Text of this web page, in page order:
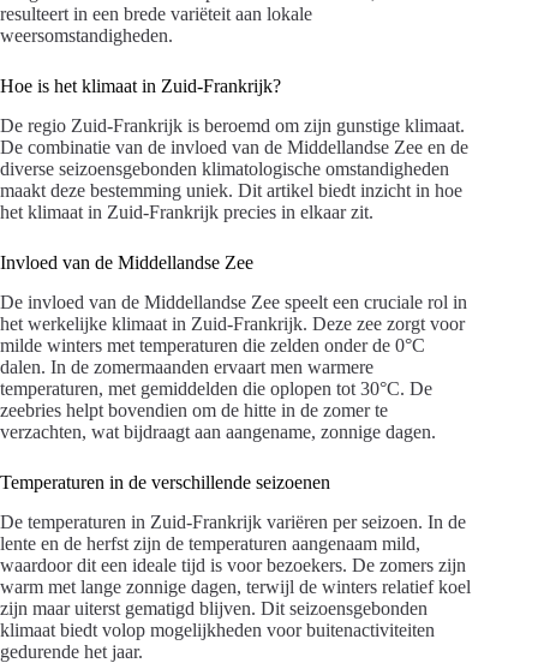
resulteert in een brede variëteit aan lokale
weersomstandigheden.
Hoe is het klimaat in Zuid-Frankrijk?
De regio Zuid-Frankrijk is beroemd om zijn gunstige klimaat.
De combinatie van de invloed van de Middellandse Zee en de
diverse seizoensgebonden klimatologische omstandigheden
maakt deze bestemming uniek. Dit artikel biedt inzicht in hoe
het klimaat in Zuid-Frankrijk precies in elkaar zit.
Invloed van de Middellandse Zee
De invloed van de Middellandse Zee speelt een cruciale rol in
het werkelijke klimaat in Zuid-Frankrijk. Deze zee zorgt voor
milde winters met temperaturen die zelden onder de 0°C
dalen. In de zomermaanden ervaart men warmere
temperaturen, met gemiddelden die oplopen tot 30°C. De
zeebries helpt bovendien om de hitte in de zomer te
verzachten, wat bijdraagt aan aangename, zonnige dagen.
Temperaturen in de verschillende seizoenen
De temperaturen in Zuid-Frankrijk variëren per seizoen. In de
lente en de herfst zijn de temperaturen aangenaam mild,
waardoor dit een ideale tijd is voor bezoekers. De zomers zijn
warm met lange zonnige dagen, terwijl de winters relatief koel
zijn maar uiterst gematigd blijven. Dit seizoensgebonden
klimaat biedt volop mogelijkheden voor buitenactiviteiten
gedurende het jaar.